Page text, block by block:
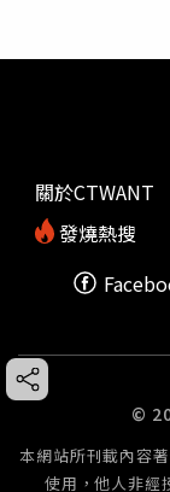
關於CTWANT
發燒熱搜
©
本網站所刊載內容
使用，他人非經